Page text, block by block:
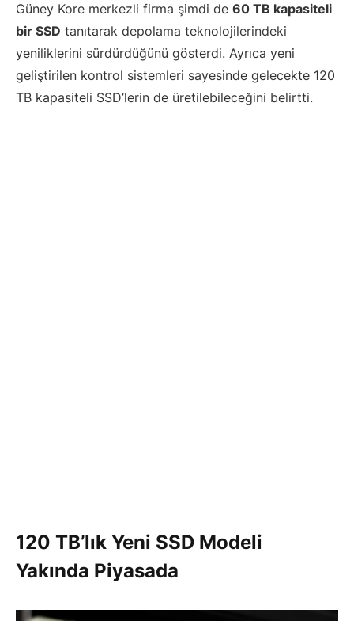
Güney Kore merkezli firma şimdi de 60 TB kapasiteli
bir SSD tanıtarak depolama teknolojilerindeki
yeniliklerini sürdürdüğünü gösterdi. Ayrıca yeni
geliştirilen kontrol sistemleri sayesinde gelecekte 120
TB kapasiteli SSD’lerin de üretilebileceğini belirtti.
120 TB’lık Yeni SSD Modeli
Yakında Piyasada